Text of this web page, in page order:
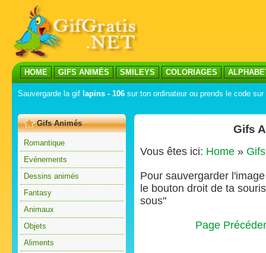
HOME GIFS ANIMÉS SMILEYS COLORIAGES
Sauvergarde la gif lapins - 106 sur ton ordinateur ou prends le code sur
Gifs Animés
Romantique
Evénements
Dessins animés
Fantasy
Animaux
Objets
Aliments
Gifs
Vous êtes ici: Home »
Pour sauvergarder
le bouton droit de ta
sous"
Page